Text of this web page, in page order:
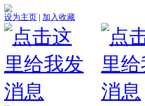
设为主页 | 加入收藏